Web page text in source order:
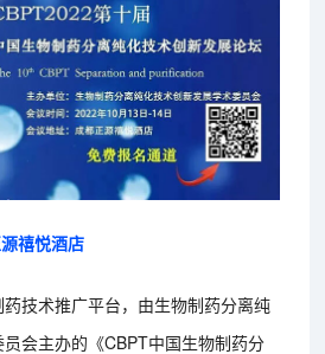
禧悦酒店
技术推广平台，由生物制药分离纯
会主办的《CBPT中国生物制药分